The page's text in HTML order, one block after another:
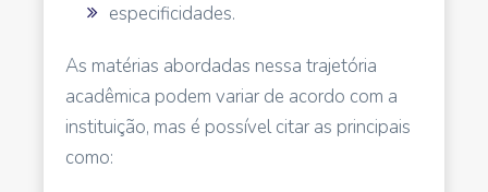
especificidades.
As matérias abordadas nessa trajetória
acadêmica podem variar de acordo com a
instituição, mas é possível citar as principais
como: